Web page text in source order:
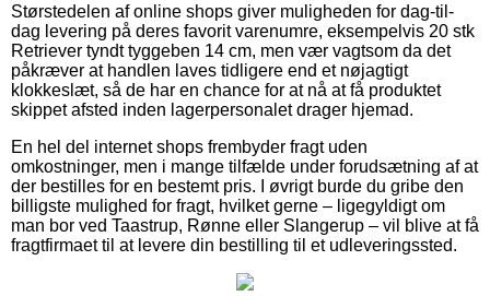
Størstedelen af online shops giver muligheden for dag-til-
dag levering på deres favorit varenumre, eksempelvis 20 stk
Retriever tyndt tyggeben 14 cm, men vær vagtsom da det
påkræver at handlen laves tidligere end et nøjagtigt
klokkeslæt, så de har en chance for at nå at få produktet
skippet afsted inden lagerpersonalet drager hjemad.
En hel del internet shops frembyder fragt uden
omkostninger, men i mange tilfælde under forudsætning af at
der bestilles for en bestemt pris. I øvrigt burde du gribe den
billigste mulighed for fragt, hvilket gerne – ligegyldigt om
man bor ved Taastrup, Rønne eller Slangerup – vil blive at få
fragtfirmaet til at levere din bestilling til et udleveringssted.